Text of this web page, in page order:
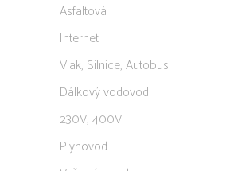
Asfaltová
Internet
Vlak, Silnice, Autobus
Dálkový vodovod
230V, 400V
Plynovod